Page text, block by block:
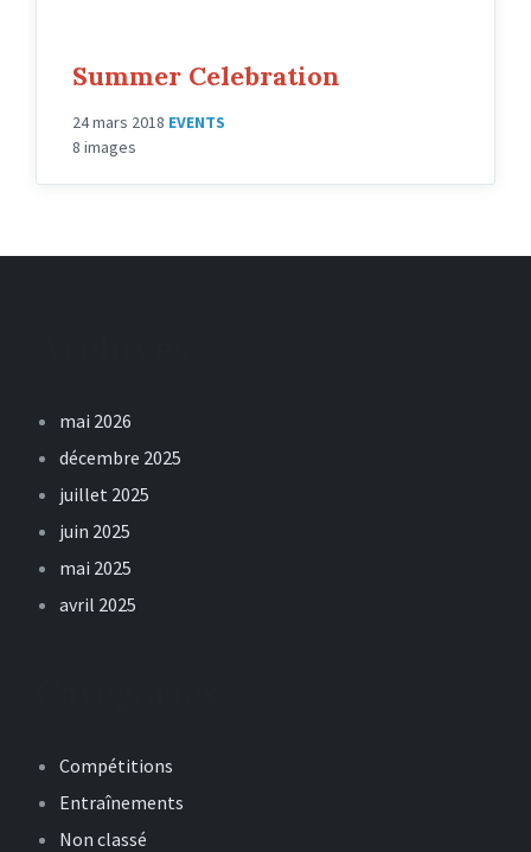
Summer Celebration
24 mars 2018 EVENTS
8 images
mai 2026
décembre 2025
juillet 2025
juin 2025
mai 2025
avril 2025
Compétitions
Entraînements
Non classé